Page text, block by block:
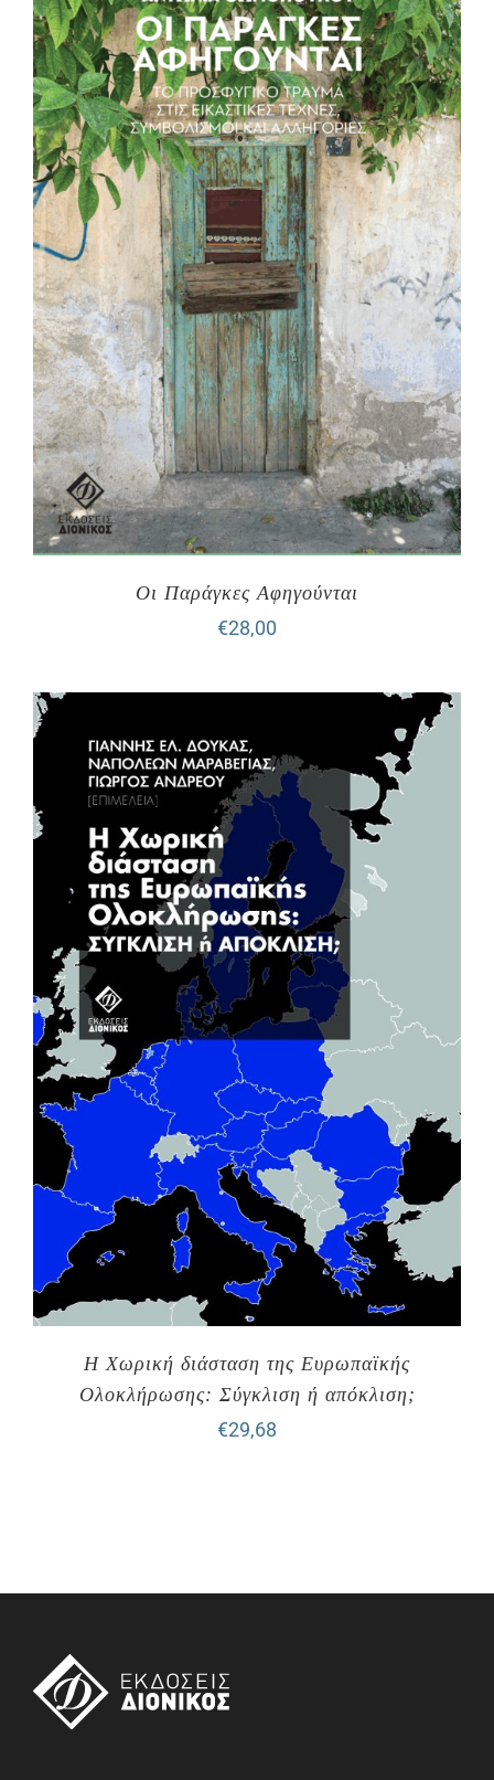
€29,68.είναι:
€25,00.
Οι Παράγκες Αφηγούνται
€28,00
Η Χωρική διάσταση της Ευρωπαϊκής
Ολοκλήρωσης: Σύγκλιση ή απόκλιση;
€29,68